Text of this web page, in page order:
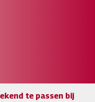
te passen bij